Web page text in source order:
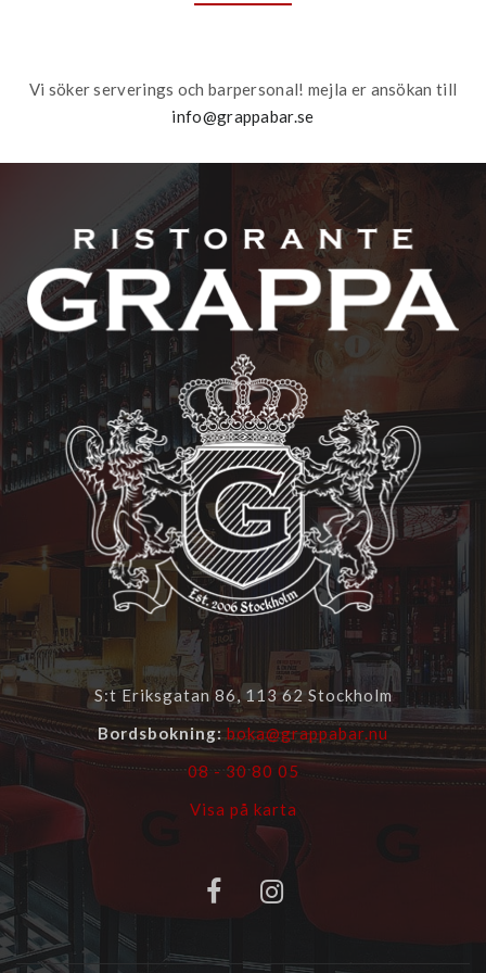
Vi söker serverings och barpersonal! mejla er ansökan till
info@grappabar.se
S:t Eriksgatan 86, 113 62 Stockholm
Bordsbokning: boka@grappabar.nu
08 - 30 80 05
Visa på karta